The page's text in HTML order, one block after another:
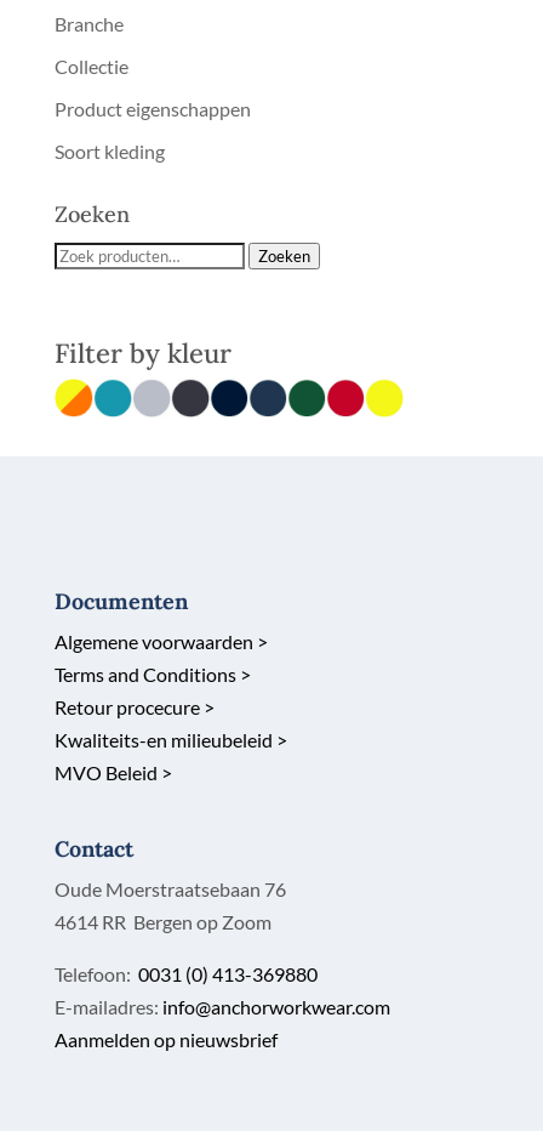
Branche
Collectie
Product eigenschappen
Soort kleding
Zoeken
Zoeken
Zoeken
Filter by kleur
Documenten
Algemene voorwaarden >
Terms and Conditions >
Retour procecure >
Kwaliteits-en milieubeleid >
MVO Beleid >
Contact
Oude Moerstraatsebaan 76
4614 RR Bergen op Zoom
Telefoon: 0031 (0) 413-369880
E-mailadres: info@anchorworkwear.com
Aanmelden op nieuwsbrief